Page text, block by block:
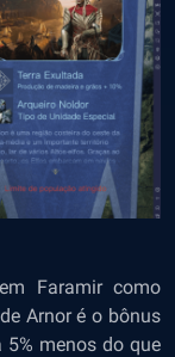
Faramir como
Arnor é o bônus
menos do que